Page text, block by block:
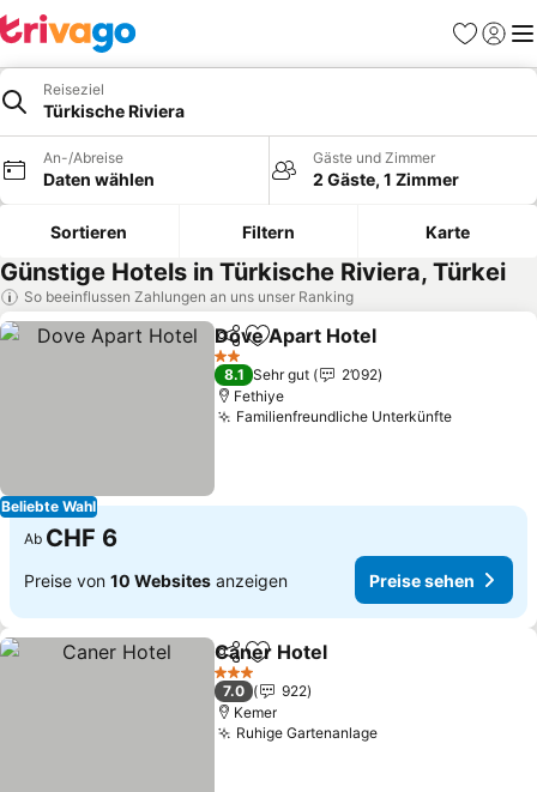
Favoriten
Reiseziel
Türkische Riviera
An-/Abreise
Daten wählen
Gäste und Zimmer
2 Gäste, 1 Zimmer
Sortieren Filtern Karte
Günstige Hotels in Türkische Riviera, Türkei
So beeinflussen Zahlungen an uns unser Ranking
Beliebte Wahl
TeilenZu Favoriten hinzufügen
Dove Apart Hotel
2 Sterne
8.1 Sehr gut
2’092
Fethiye
Familienfreundliche Unterkünfte
Ab CHF 6
Preise von 10 Websites anzeigen Preise sehen
TeilenZu Favoriten hinzufügen
Caner Hotel
3 Sterne
7.0
922
Kemer
Ruhige Gartenanlage